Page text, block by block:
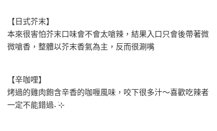
【日式芥末】
本來很害怕芥末口味會不會太嗆辣，結果入口只會後帶著微
微嗆香，整體以芥末香氣為主，反而很涮嘴
【辛咖哩】
烤過的雞肉飽含辛香的咖喱風味，咬下很多汁～喜歡吃辣者
一定不能錯過˖ ࣪⊹